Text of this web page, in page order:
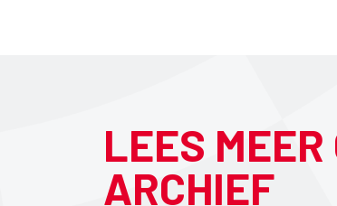
LEES MEER
ARCHIEF